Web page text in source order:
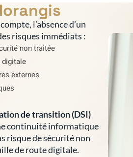
l’absence d’un
risques immédiats :
non traitée
externes
de transition (DSI)
continuité informatique
risque de sécurité non
de route digitale.